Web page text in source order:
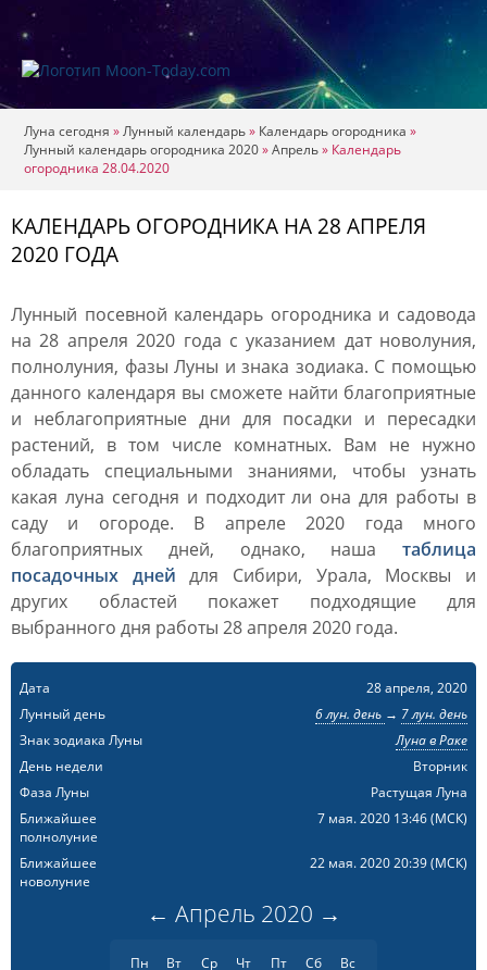
Луна сегодня »Лунный календарь» Календарь огородника »
Лунный календарь огородника 2020»Апрель» Календарь
огородника 28.04.2020
КАЛЕНДАРЬ ОГОРОДНИКА НА 28 АПРЕЛЯ
2020 ГОДА
Лунный посевной календарь огородника и садовода
на 28 апреля 2020 года с указанием дат новолуния,
полнолуния, фазы Луны и знака зодиака. С помощью
данного календаря вы сможете найти благоприятные
и неблагоприятные дни для посадки и пересадки
растений, в том числе комнатных. Вам не нужно
обладать специальными знаниями, чтобы узнать
какая луна сегодня и подходит ли она для работы в
саду и огороде. В апреле 2020 года много
благоприятных дней, однако, наша таблица
посадочных дней для Сибири, Урала, Москвы и
других областей покажет подходящие для
выбранного дня работы 28 апреля 2020 года.
Дата
28 апреля, 2020
Лунный день
6 лун. день → 7 лун. день
Знак зодиака Луны
Луна в Раке
День недели
Вторник
Фаза Луны
Растущая Луна
Ближайшее
полнолуние
7 мая. 2020 13:46(МСК)
Ближайшее
новолуние
22 мая. 2020 20:39(МСК)
← Апрель 2020 →
Пн Вт Ср Чт Пт Сб Вс